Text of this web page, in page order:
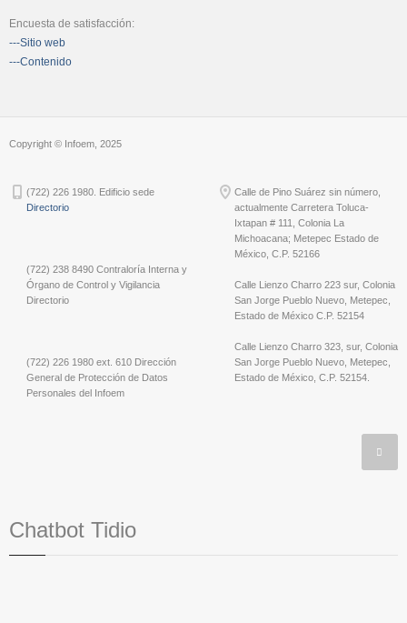
Encuesta de satisfacción:
---Sitio web
---Contenido
Copyright © Infoem, 2025
(722) 226 1980. Edificio sede
Directorio
(722) 238 8490 Contraloría Interna y
Órgano de Control y Vigilancia
Directorio
(722) 226 1980 ext. 610 Dirección
General de Protección de Datos
Personales del Infoem
Calle de Pino Suárez sin número,
actualmente Carretera Toluca-
Ixtapan # 111, Colonia La
Michoacana; Metepec Estado de
México, C.P. 52166
Calle Lienzo Charro 223 sur, Colonia
San Jorge Pueblo Nuevo, Metepec,
Estado de México C.P. 52154
Calle Lienzo Charro 323, sur, Colonia
San Jorge Pueblo Nuevo, Metepec,
Estado de México, C.P. 52154.
Chatbot Tidio